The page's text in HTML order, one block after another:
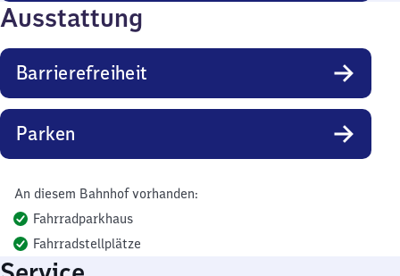
Ausstattung
Barrierefreiheit
Parken
An diesem Bahnhof vorhanden:
Fahrradparkhaus
Fahrradstellplätze